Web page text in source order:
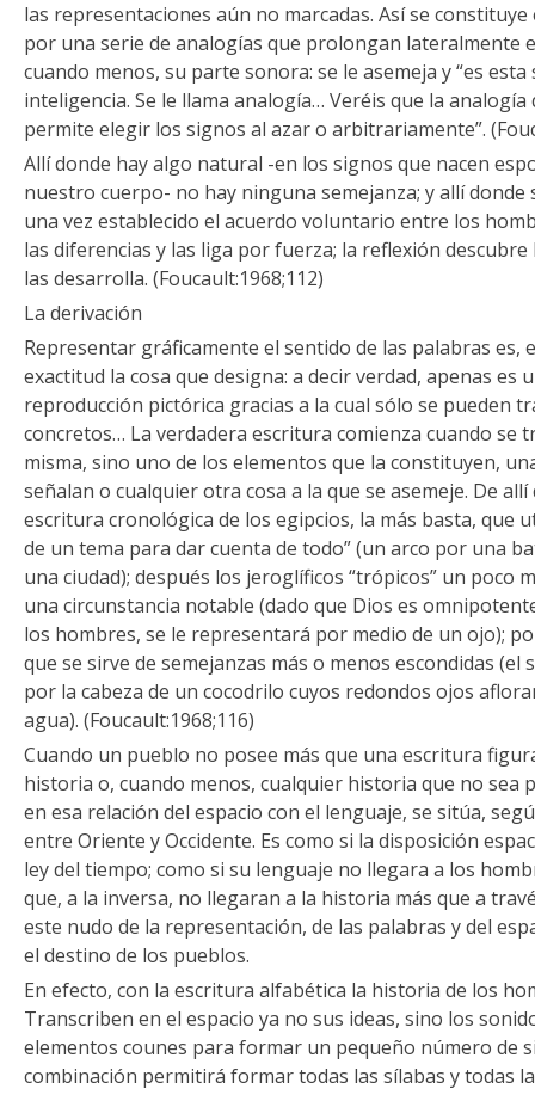
las representaciones aún no marcadas. Así se
por una serie de analogías que prolongan lateralmente
cuando menos, su parte sonora: se le asemeja y “es
inteligencia. Se le llama analogía… Veréis que la
permite elegir los signos al azar o arbitrariamente”.
Allí donde hay algo natural -en los signos que nacen
nuestro cuerpo- no hay ninguna semejanza; y allí donde
una vez establecido el acuerdo voluntario entre los
las diferencias y las liga por fuerza; la reflexión descubre
las desarrolla. (Foucault:1968;112)
La derivación
Representar gráficamente el sentido de las palabras es,
exactitud la cosa que designa: a decir verdad, apenas es
reproducción pictórica gracias a la cual sólo se pueden
concretos… La verdadera escritura comienza cuando se
misma, sino uno de los elementos que la constituyen,
señalan o cualquier otra cosa a la que se asemeje. De
escritura cronológica de los egipcios, la más basta, que
de un tema para dar cuenta de todo” (un arco por una
una ciudad); después los jeroglíficos “trópicos” un poco
una circunstancia notable (dado que Dios es
los hombres, se le representará por medio de un ojo);
que se sirve de semejanzas más o menos escondidas
por la cabeza de un cocodrilo cuyos redondos ojos
agua). (Foucault:1968;116)
Cuando un pueblo no posee más que una escritura
historia o, cuando menos, cualquier historia que no sea
en esa relación del espacio con el lenguaje, se sitúa,
entre Oriente y Occidente. Es como si la disposición
ley del tiempo; como si su lenguaje no llegara a los
que, a la inversa, no llegaran a la historia más que a
este nudo de la representación, de las palabras y del
el destino de los pueblos.
En efecto, con la escritura alfabética la historia de los
Transcriben en el espacio ya no sus ideas, sino los
elementos counes para formar un pequeño número de
combinación permitirá formar todas las sílabas y todas